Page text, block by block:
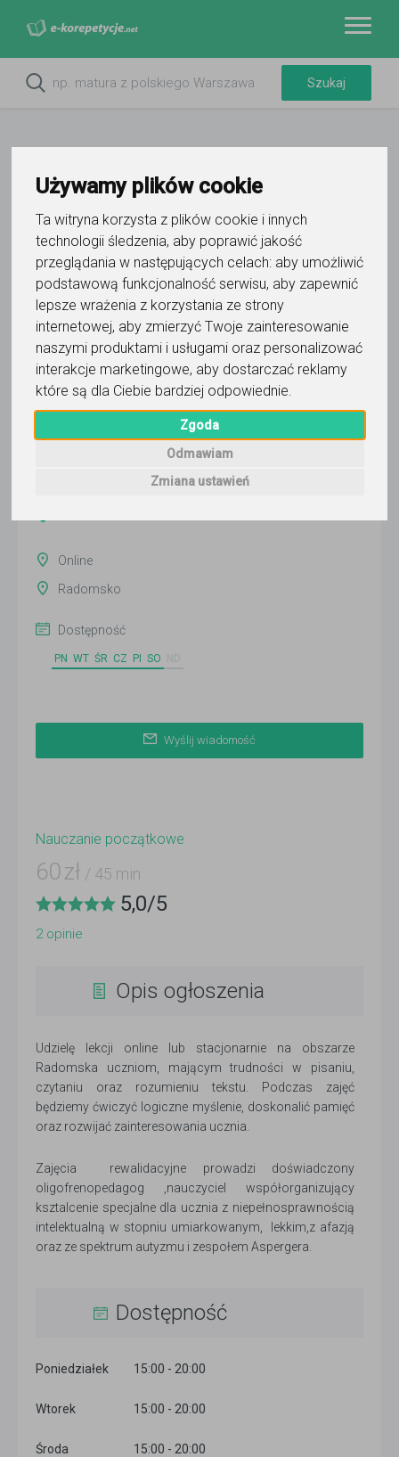
Używamy plików cookie
Ta witryna korzysta z plików cookie i innych
technologii śledzenia, aby poprawić jakość
przeglądania w następujących celach: aby umożliwić
podstawową funkcjonalność serwisu, aby zapewnić
lepsze wrażenia z korzystania ze strony
internetowej, aby zmierzyć Twoje zainteresowanie
naszymi produktami i usługami oraz personalizować
interakcje marketingowe, aby dostarczać reklamy
które są dla Ciebie bardziej odpowiednie.
Zgoda
Odmawiam
Zmiana ustawień
Do ulubionych
Oznacz wystąpienie kontaktu
Aleksandra
Wyślij wiadomość
Ostatnia aktywność:
Online
Radomsko
Dostępność
PN WT ŚR CZ PI SO
Wyślij wiadomość
Nauczanie początkowe
60 zł / 45 min
5,0/5
2opinie
Opis ogłoszenia
Udzielę lekcji online lub stacjonarnie na obszarze
Radomska uczniom, mającym trudności w pisaniu,
czytaniu oraz rozumieniu tekstu. Podczas zajęć
będziemy ćwiczyć logiczne myślenie, doskonalić pamięć
oraz rozwijać zainteresowania ucznia.
Zajęcia rewalidacyjne prowadzi doświadczony
oligofrenopedagog ,nauczyciel współorganizujący
ksztalcenie specjalne dla ucznia z niepełnosprawnością
intelektualną w stopniu umiarkowanym, lekkim,z afazją
oraz ze spektrum autyzmu i zespołem Aspergera.
Dostępność
Poniedziałek 15:00 - 20:00
Wtorek 15:00 - 20:00
Środa 15:00 - 20:00